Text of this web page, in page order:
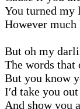
You turned my
However
But oh my
The words that
But you know
I′d take you
And show you